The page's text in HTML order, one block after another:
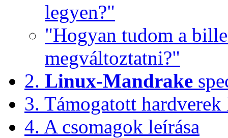
legyen?"
"Hogyan tudom a
megváltoztatni?"
2. Linux-Mandrake
3. Támogatott hardverek
4. A csomagok leírása